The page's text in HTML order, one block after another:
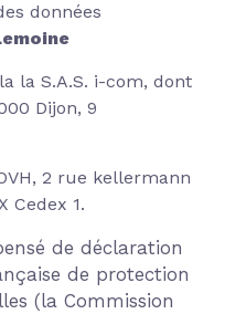
données
la S.A.S. i-com, dont
Dijon, 9
2 rue kellermann
Cedex 1.
de déclaration
de protection
(la Commission